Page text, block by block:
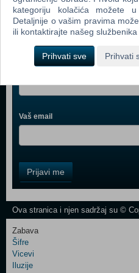
Webshop newsletter
Ime i prezime
Vaš email
Field
One
Newsletter
Control
Field
Two
Prijavi me
Ova stranica i njen sadržaj su ©
Zabava
Šifre
Vicevi
Iluzije
kategoriju kolačića možete
Detaljnije o vašim pravima
ili kontaktirajte našeg
Prihvati sve Prihvati